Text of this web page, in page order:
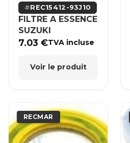
REC15412-93J10
FILTRE A ESSENCE
SUZUKI
7.03€TVA incluse
Voir le produit
RECMAR